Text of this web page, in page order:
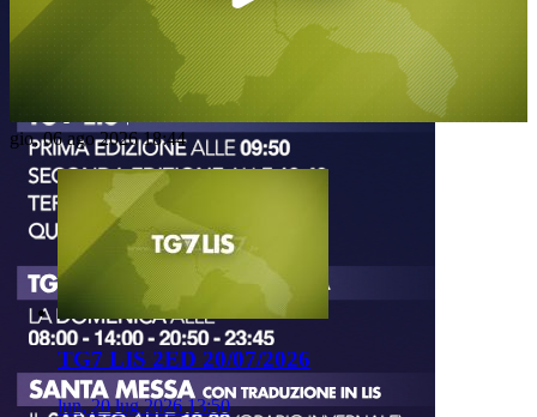
Video
gio, 06 ago 2026 18:44
TG7 LIS 2ED 20/07/2026
lun, 20 lug 2026 13:50